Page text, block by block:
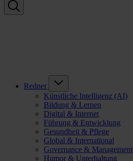
Redner
Künstliche Intelligenz (AI)
Bildung & Lernen
Digital & Internet
Führung & Entwicklung
Gesundheit & Pflege
Global & International
Governance & Management
Humor & Unterhaltung